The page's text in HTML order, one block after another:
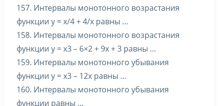
157. Интервалы монотонного возрастания
функции y = x/4 + 4/x равны …
158. Интервалы монотонного возрастания
функции y = x3 – 6×2 + 9x + 3 равны …
159. Интервалы монотонного убывания
функции y = x3 – 12x равны …
160. Интервалы монотонного убывания
функции равны …